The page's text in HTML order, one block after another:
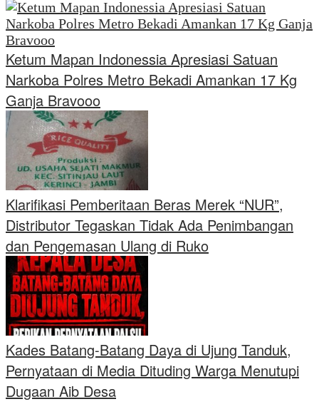
Ketum Mapan Indonessia Apresiasi Satuan
Narkoba Polres Metro Bekadi Amankan 17 Kg
Ganja Bravooo
Klarifikasi Pemberitaan Beras Merek “NUR”,
Distributor Tegaskan Tidak Ada Penimbangan
dan Pengemasan Ulang di Ruko
Kades Batang-Batang Daya di Ujung Tanduk,
Pernyataan di Media Dituding Warga Menutupi
Dugaan Aib Desa